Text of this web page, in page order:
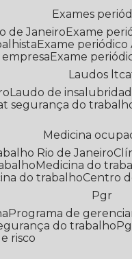
Exames
de Janeiro Exame
Exame periódico
empresa
Exame
Laudos
Laudo de
segurança do
Medicina
Rio de Janeiro
Medicina do
do trabalho Centro
Pgr
Programa de
do trabalho
risco